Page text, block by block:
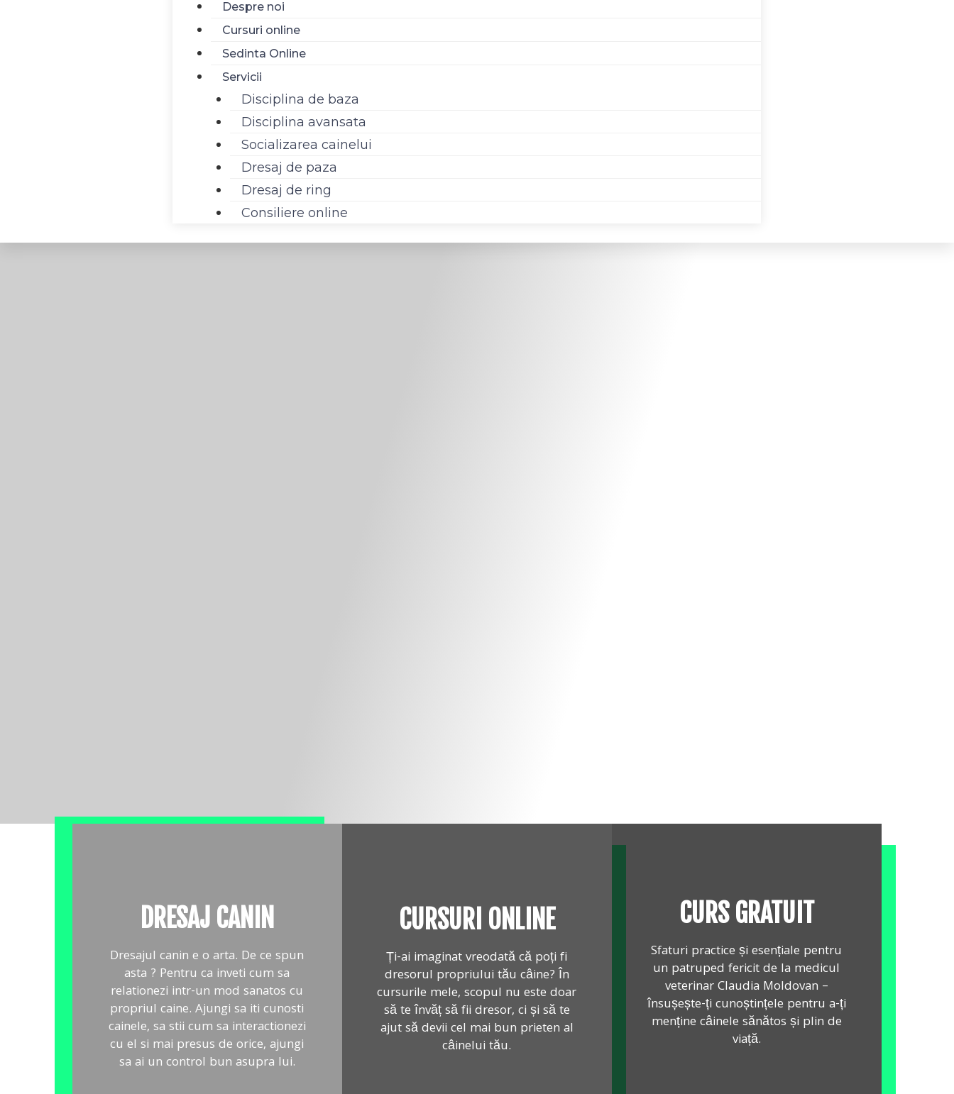
Despre noi
Cursuri online
Sedinta Online
Servicii
Disciplina de baza
Disciplina avansata
Socializarea cainelui
Dresaj de paza
Dresaj de ring
Consiliere online
DRESAJ CANIN
Dresajul canin e o arta. De ce spun
asta ? Pentru ca inveti cum sa
relationezi intr-un mod sanatos cu
propriul caine. Ajungi sa iti cunosti
cainele, sa stii cum sa interactionezi
cu el si mai presus de orice, ajungi
sa ai un control bun asupra lui.
CURSURI ONLINE
Ți-ai imaginat vreodată că poți fi
dresorul propriului tău câine? În
cursurile mele, scopul nu este doar
să te învăț să fii dresor, ci și să te
ajut să devii cel mai bun prieten al
câinelui tău.
CURS GRATUIT
Sfaturi practice și esențiale pentru
un patruped fericit de la medicul
veterinar Claudia Moldovan –
însușește-ți cunoștințele pentru a-ți
menține câinele sănătos și plin de
viață.